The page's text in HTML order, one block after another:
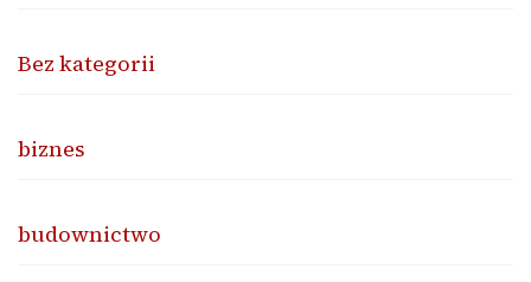
Bez kategorii
biznes
budownictwo